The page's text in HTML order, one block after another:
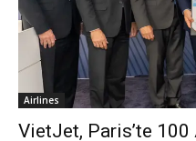
Airlines
VietJet, Paris’te